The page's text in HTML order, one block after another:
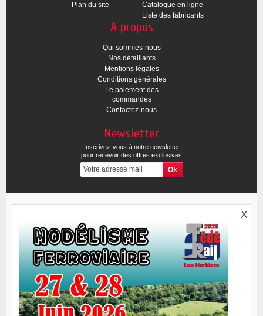
Plan du site
Catalogue en ligne
Liste des fabricants
A propos
Qui sommes-nous
Nos détaillants
Mentions légales
Conditions générales
Le paiement des
commandes
Contactez-nous
Newsletter
Inscrivez-vous à notre newsletter
pour recevoir des offres exclusives
X